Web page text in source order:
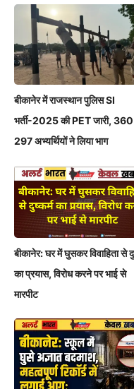
बीकानेर में राजस्थान पुलिस SI
भर्ती-2025 की PET जारी,
297 अभ्यर्थियों ने लिया भाग
बीकानेर: घर में घुसकर विवाहिता से
का प्रयास, विरोध करने पर भाई से
मारपीट